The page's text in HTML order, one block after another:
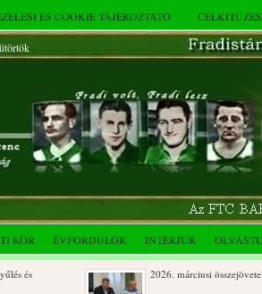
ÉS COOKIE TÁJÉKOZTATÓ
KÖR ÉVFORDULÓK INTERJÚK
2026. márciusi összejövetel